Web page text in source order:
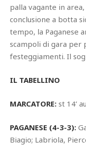
palla vagante in
conclusione a botta
tempo, la Paganese
scampoli di gara per
festeggiamenti. Il
IL TABELLINO
MARCATORE: st 14’
PAGANESE (4-3-3):
Biagio; Labriola,